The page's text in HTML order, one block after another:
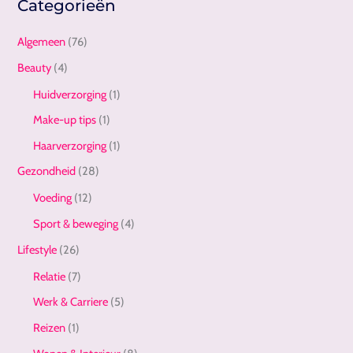
Categorieën
Algemeen (76)
Beauty (4)
Huidverzorging (1)
Make-up tips (1)
Haarverzorging (1)
Gezondheid (28)
Voeding (12)
Sport & beweging (4)
Lifestyle (26)
Relatie (7)
Werk & Carriere (5)
Reizen (1)